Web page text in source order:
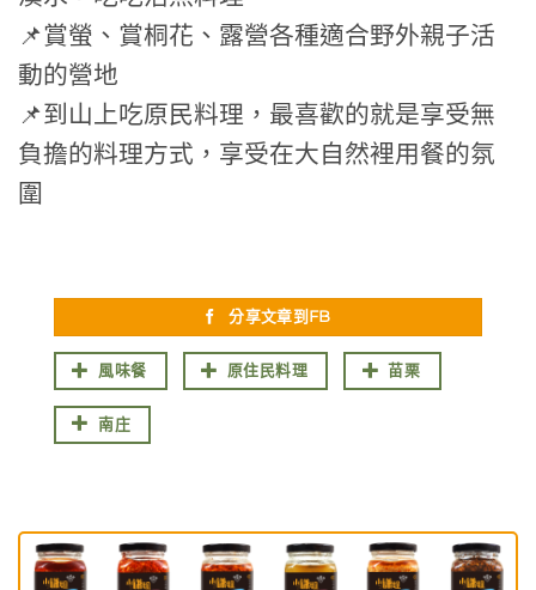
📌賞螢、賞桐花、露營各種適合野外親子活
動的營地
📌到山上吃原民料理，最喜歡的就是享受無
負擔的料理方式，享受在大自然裡用餐的氛
圍
分享文章到FB
風味餐 原住民料理 苗栗
南庄